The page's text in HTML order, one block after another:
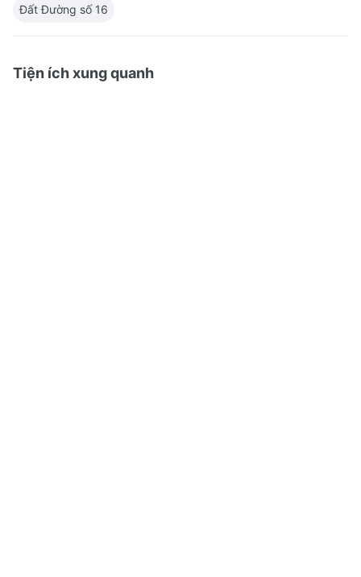
Đất Đường số 16
Tiện ích xung quanh